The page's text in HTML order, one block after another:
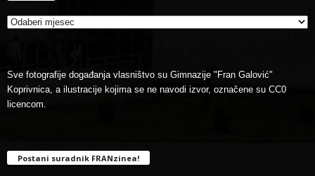
Sve fotografije događanja vlasništvo su Gimnazije "Fran Galović"
Koprivnica, a ilustracije kojima se ne navodi izvor, označene su CC0
licencom.
Postani suradnik FRANzinea!